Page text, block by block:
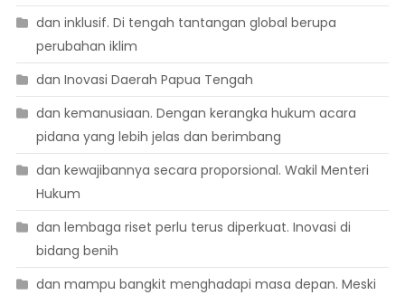
dan inklusif. Di tengah tantangan global berupa
perubahan iklim
dan Inovasi Daerah Papua Tengah
dan kemanusiaan. Dengan kerangka hukum acara
pidana yang lebih jelas dan berimbang
dan kewajibannya secara proporsional. Wakil Menteri
Hukum
dan lembaga riset perlu terus diperkuat. Inovasi di
bidang benih
dan mampu bangkit menghadapi masa depan. Meski